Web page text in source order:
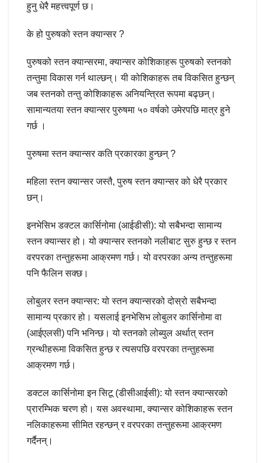
हुनु धेरै महत्त्वपूर्ण छ।
के हो पुरुषको स्तन क्यान्सर ?
पुरुषको स्तन क्यान्सरमा, क्यान्सर कोशिकाहरू पुरुषको स्तनको
तन्तुमा विकास गर्न थाल्छन्। यी कोशिकाहरू तब विकसित हुन्छन्
जब स्तनको तन्तु कोशिकाहरू अनियन्त्रित रूपमा बढ्छन्।
सामान्यतया स्तन क्यान्सर पुरुषमा ५० वर्षको उमेरपछि मात्र हुने
गर्छ ।
पुरुषमा स्तन क्यान्सर कति प्रकारका हुन्छन् ?
महिला स्तन क्यान्सर जस्तै, पुरुष स्तन क्यान्सर को धेरै प्रकार
छन्।
इनभेसिभ डक्टल कार्सिनोमा (आईडीसी): यो सबैभन्दा सामान्य
स्तन क्यान्सर हो। यो क्यान्सर स्तनको नलीबाट सुरु हुन्छ र स्तन
वरपरका तन्तुहरूमा आक्रमण गर्छ। यो वरपरका अन्य तन्तुहरूमा
पनि फैलिन सक्छ।
लोबुलर स्तन क्यान्सर: यो स्तन क्यान्सरको दोस्रो सबैभन्दा
सामान्य प्रकार हो। यसलाई इनभेसिभ लोबुलर कार्सिनोमा वा
(आईएलसी) पनि भनिन्छ। यो स्तनको लोब्युल अर्थात् स्तन
ग्रन्थीहरूमा विकसित हुन्छ र त्यसपछि वरपरका तन्तुहरूमा
आक्रमण गर्छ।
डक्टल कार्सिनोमा इन सिटू (डीसीआईसी): यो स्तन क्यान्सरको
प्रारम्भिक चरण हो। यस अवस्थामा, क्यान्सर कोशिकाहरू स्तन
नलिकाहरूमा सीमित रहन्छन् र वरपरका तन्तुहरूमा आक्रमण
गर्दैनन्।